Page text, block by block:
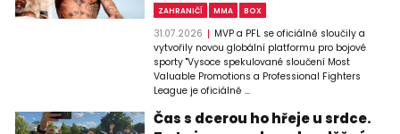
ZAHRANIČÍ MMA BOX
31.07.2026
MVP a PFL se oficiálně sloučily a
vytvořily novou globální platformu pro bojové
sporty "Vysoce spekulované sloučení Most
Valuable Promotions a Professional Fighters
League je oficiálně ...
Čas s dcerou ho hřeje u srdce.